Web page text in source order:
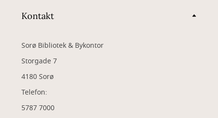
Kontakt
Sorø Bibliotek & Bykontor
Storgade 7
4180 Sorø
Telefon:
5787 7000